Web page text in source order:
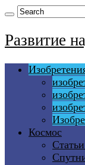
Развитие
Космос